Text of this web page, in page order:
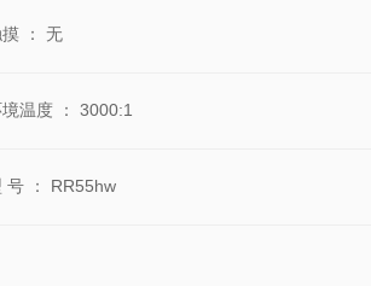
： 无
温度 ： 3000:1
号 ： RR55hw